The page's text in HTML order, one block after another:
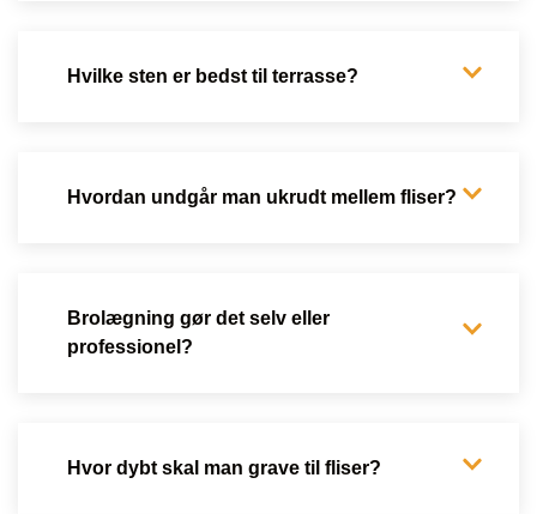
Hvilke sten er bedst til terrasse?
Hvordan undgår man ukrudt mellem fliser?
Brolægning gør det selv eller
professionel?
Hvor dybt skal man grave til fliser?